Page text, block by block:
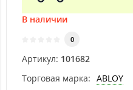
В наличии
0
Артикул: 101682
Торговая марка: ABLOY